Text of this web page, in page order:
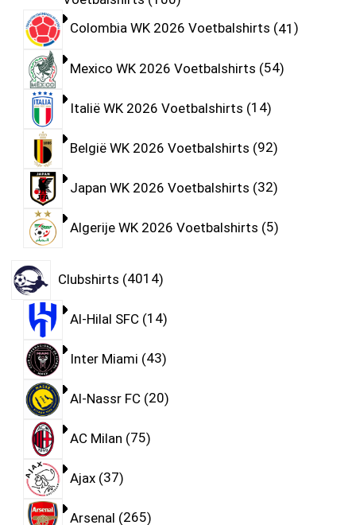
Colombia WK 2026 Voetbalshirts 41
Mexico WK 2026 Voetbalshirts 54
Italië WK 2026 Voetbalshirts 14
België WK 2026 Voetbalshirts 92
Japan WK 2026 Voetbalshirts 32
Algerije WK 2026 Voetbalshirts 5
Clubshirts 4014
Al-Hilal SFC 14
Inter Miami 43
Al-Nassr FC 20
AC Milan 75
Ajax 37
Arsenal 265